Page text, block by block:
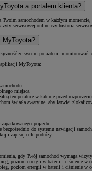
a portalem klienta?
Twoim samochodem w każdym
serwisowej online czy historia
MyToyota?
ze swoim pojazdem, monitorować
MyToyota:
miejsca.
temperaturę w kabinie przed
światła awaryjne, aby łatwiej
pojazdu.
do systemu nawigacji
i zapisuj cele podróży.
gdy Twój samochód wymaga
poziom energii w baterii i ciśnienie w
poziom energii w baterii i ciśnienie w